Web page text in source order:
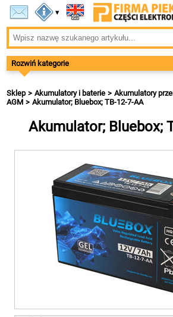
▾
Rozwiń kategorie
Sklep Akumulatory i baterie
Akumulatory
AGM
Akumulator; Bluebox; TB-12-7-AA
Akumulator; Bluebox;